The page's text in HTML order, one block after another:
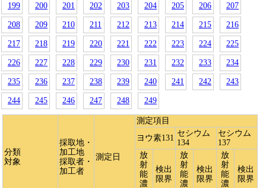
199 200 201 202 203 204 205 206 207
208 209 210 211 212 213 214 215 216
217 218 219 220 221 222 223 224 225
226 227 228 229 230 231 232 233 234
235 236 237 238 239 240 241 242 243
244 245 246 247 248 249
分類
対象
採取地・
加工地
採取者・
加工者
測定日
測定項目
ヨウ素131
セシウム
134
セシウム
137
放
射
能
濃
検出
限界
放
射
能
濃
検出
限界
放
射
能
濃
検出
限界